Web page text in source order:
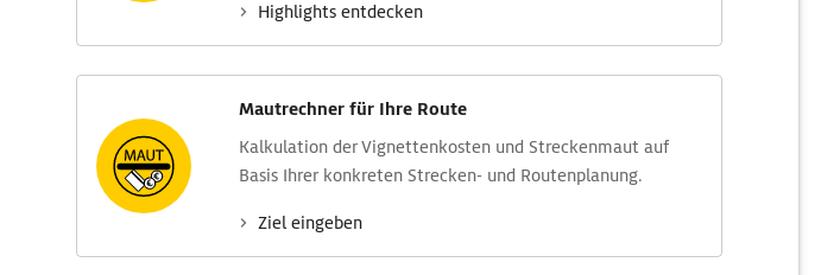
Highlights entdecken
Mautrechner für Ihre Route
Kalkulation der Vignettenkosten und Streckenmaut auf
Basis Ihrer konkreten Strecken- und Routenplanung.
Ziel eingeben